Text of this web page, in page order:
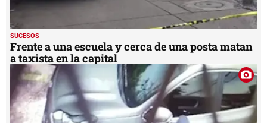
SUCESOS
Frente a una escuela y cerca de una posta matan
a taxista en la capital